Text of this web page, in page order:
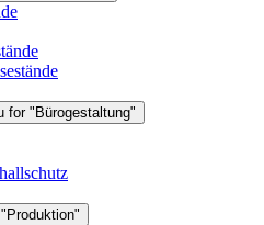
for "Bürogestaltung"